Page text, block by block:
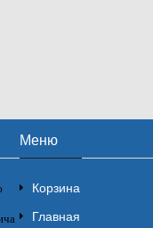
Меню
Корзина
Главная